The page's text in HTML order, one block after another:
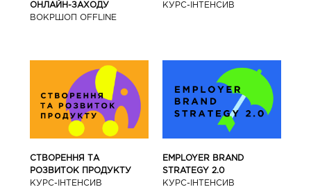
ОНЛАЙН-ЗАХОДУ
ВОКРШОП OFFLINE
КУРС-IНТЕНСИВ
СТВОРЕННЯ ТА
РОЗВИТОК ПРОДУКТУ
КУРС-IНТЕНСИВ
EMPLOYER BRAND
STRATEGY 2.0
КУРС-IНТЕНСИВ